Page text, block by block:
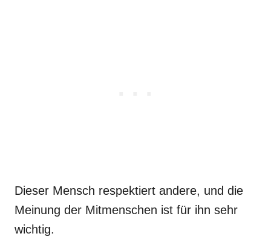
Dieser Mensch respektiert andere, und die
Meinung der Mitmenschen ist für ihn sehr
wichtig.